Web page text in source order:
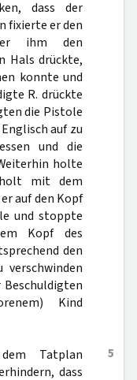
dass der
fixierte er den
er ihm den
Hals drückte,
konnte und
R. drückte
die Pistole
auf zu
und die
holte
mit dem
auf den Kopf
und stoppte
Kopf des
den
Kind
5
Tatplan
dass